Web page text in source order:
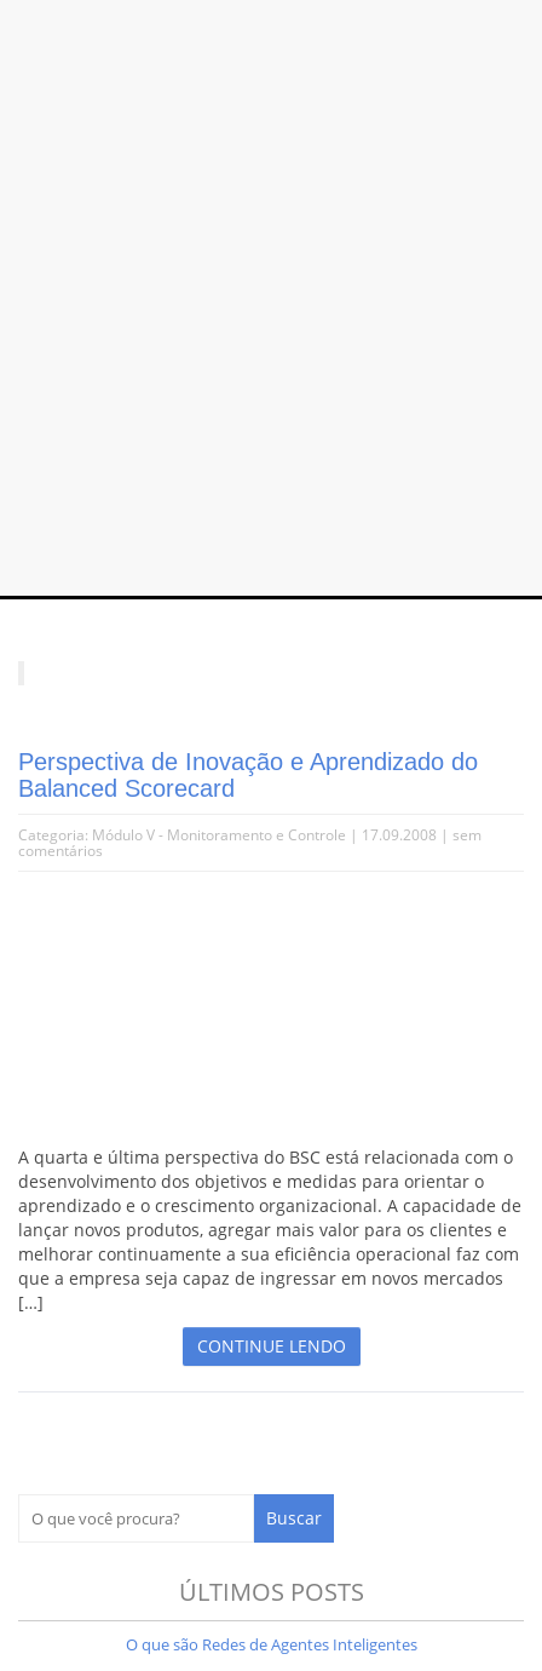
Perspectiva de Inovação e Aprendizado do
Balanced Scorecard
Categoria: Módulo V - Monitoramento e Controle | 17.09.2008 | sem
comentários
A quarta e última perspectiva do BSC está relacionada com o
desenvolvimento dos objetivos e medidas para orientar o
aprendizado e o crescimento organizacional. A capacidade de
lançar novos produtos, agregar mais valor para os clientes e
melhorar continuamente a sua eficiência operacional faz com
que a empresa seja capaz de ingressar em novos mercados
[…]
CONTINUE LENDO
ÚLTIMOS POSTS
O que são Redes de Agentes Inteligentes